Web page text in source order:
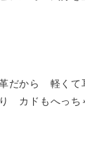
だから 軽くて
り カドもへっち